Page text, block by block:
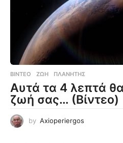
ΒΊΝΤΕΟ ΖΩΉ ,ΠΛΑΝΉΤΗΣ
Αυτά τα 4 λεπτά
ζωή σας… (Βίντεο)
by Axioperiergos